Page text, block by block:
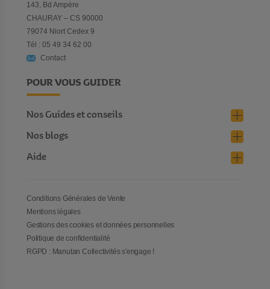
143, Bd Ampère
CHAURAY – CS 90000
79074 Niort Cedex 9
Tél : 05 49 34 62 00
Contact
POUR VOUS GUIDER
Nos Guides et conseils
Nos blogs
Aide
Conditions Générales de Vente
Mentions légales
Gestions des cookies et données personnelles
Politique de confidentialité
RGPD : Manutan Collectivités s'engage !